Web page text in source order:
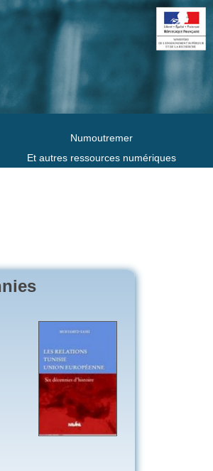
Numoutremer
Et autres ressources numériques